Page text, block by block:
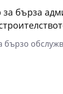
бърза